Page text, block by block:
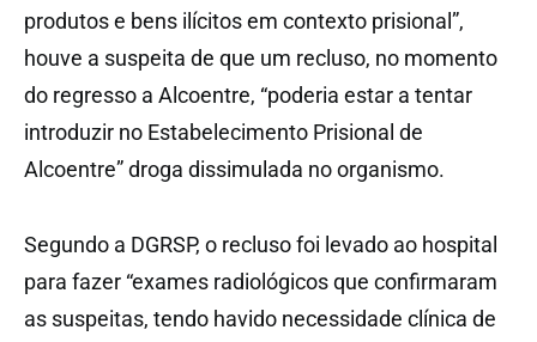
produtos e bens ilícitos em contexto prisional”,
houve a suspeita de que um recluso, no momento
do regresso a Alcoentre, “poderia estar a tentar
introduzir no Estabelecimento Prisional de
Alcoentre” droga dissimulada no organismo.
Segundo a DGRSP, o recluso foi levado ao hospital
para fazer “exames radiológicos que confirmaram
as suspeitas, tendo havido necessidade clínica de